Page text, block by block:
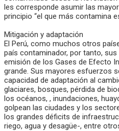
les corresponde asumir las
principio “el que más contamina
Mitigación y adaptación
El Perú, como muchos otros
país contaminador, por tanto,
emisión de los Gases de Efecto
grande. Sus mayores esfuerzos
capacidad de adaptación al
glaciares, bosques, pérdida de
los océanos, , inundaciones,
golpean las ciudades y los
los grandes déficits de
riego, agua y desagüe-, entre